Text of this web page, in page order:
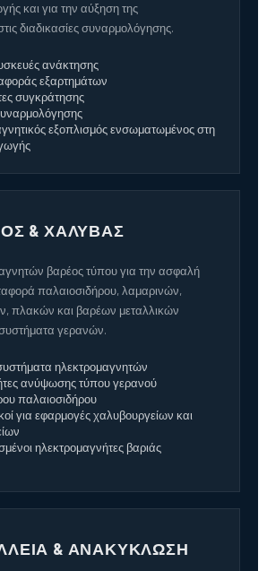
και για την αύξηση της
διαδικασίες συναρμολόγησης.
ανάκτησης
εξαρτημάτων
συγκράτησης
εξοπλισμός ενσωματωμένος στη
& ΧΆΛΥΒΑΣ
βαρέος τύπου για την ασφαλή
παλαιοσιδήρου, λαμαρινών,
πλακών και βαρέων μεταλλικών
γερανών.
ηλεκτρομαγνητών
ανύψωσης τύπου γερανού
παλαιοσιδήρου
για εφαρμογές χαλυβουργείων και
ηλεκτρομαγνήτες βαριάς
& ΑΝΑΚΎΚΛΩΣΗ